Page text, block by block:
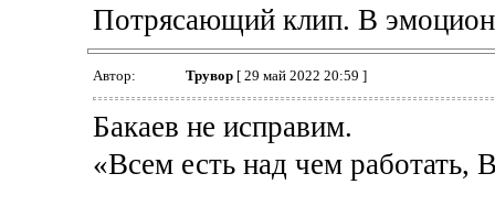
Потрясающий клип. В
Автор: Трувор[ 29 май 2022 20:59 ]
Бакаев не исправим.
«Всем есть над чем работать,